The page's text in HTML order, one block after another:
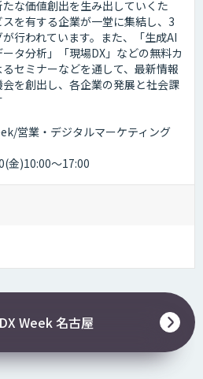
な価値創出を生み出していくた
を有する企業が一堂に集結し、3
行われています。また、「生成AI
タ分析」「現場DX」などの無料カ
セミナーなどを通して、最新情報
を創出し、各企業の発展と社会課
営業・デジタルマーケティング
金)10:00～17:00
Week 名古屋